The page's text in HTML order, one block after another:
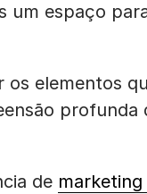
um espaço
os elementos
profunda
de